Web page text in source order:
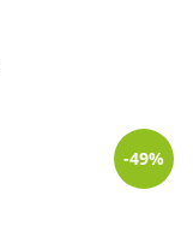
-49%